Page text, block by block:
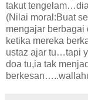
takut
(Nilai moral:Buat
mengajar berbagai
ketika mereka
ustaz ajar tu…tapi
doa tu,ia tak